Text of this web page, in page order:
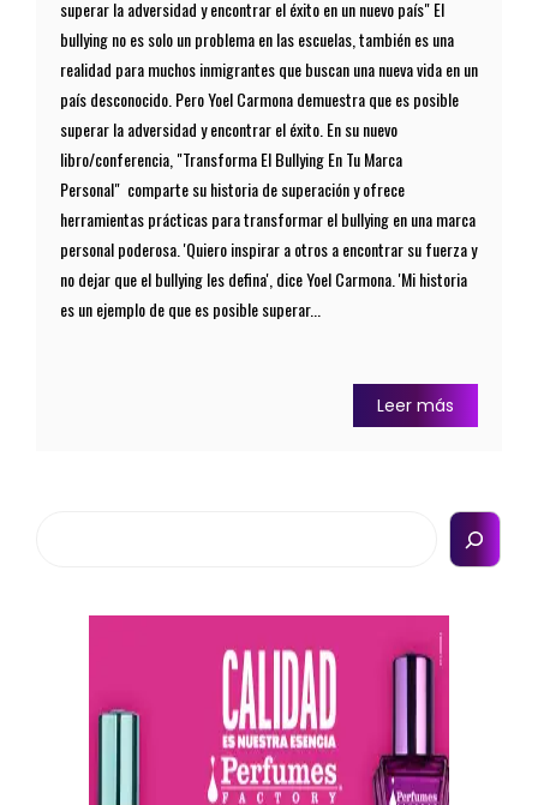
superar la adversidad y encontrar el éxito en un nuevo país" El
bullying no es solo un problema en las escuelas, también es una
realidad para muchos inmigrantes que buscan una nueva vida en un
país desconocido. Pero Yoel Carmona demuestra que es posible
superar la adversidad y encontrar el éxito. En su nuevo
libro/conferencia, "Transforma El Bullying En Tu Marca
Personal" comparte su historia de superación y ofrece
herramientas prácticas para transformar el bullying en una marca
personal poderosa. 'Quiero inspirar a otros a encontrar su fuerza y
no dejar que el bullying les defina', dice Yoel Carmona. 'Mi historia
es un ejemplo de que es posible superar...
Leer más